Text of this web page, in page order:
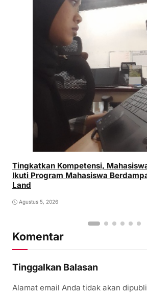
Tingkatkan Kompetensi,
Ikuti Program Mahasiswa Berdampak di PT
Land
Agustus 5, 2026
Komentar
Tinggalkan Balasan
Alamat email Anda tidak akan